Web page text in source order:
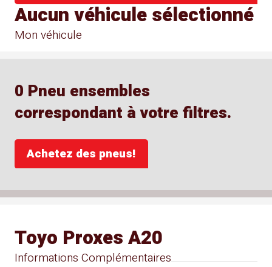
Mon véhicule
Aucun véhicule sélectionné
0 Pneu ensembles
correspondant à votre filtres.
Achetez des pneus!
Informations Complémentaires
Toyo Proxes A20